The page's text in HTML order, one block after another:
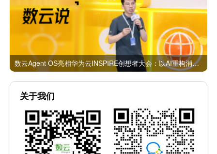
数云Agent OS亮相华为云INSPIRE创想者大会：以AI重构消费者运营与零售营销新范式
关于我们